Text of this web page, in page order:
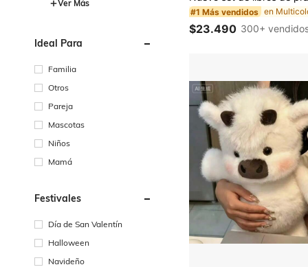
Ver Más
Ideal Para
Familia
Otros
Pareja
Mascotas
Niños
Mamá
Festivales
Día de San Valentín
Halloween
Navideño
#1 Más vendidos
$23.490 300+